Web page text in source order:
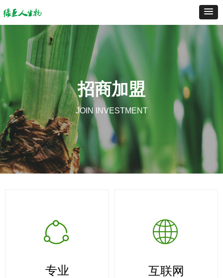
招商加盟
JOIN INVESTMENT
ꁢ
专业 互联网
ꄓ